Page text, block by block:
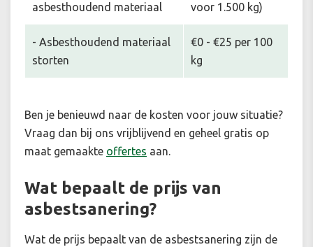
asbesthoudend materiaal
voor 1.500 kg)
- Asbesthoudend materiaal
storten
€0 - €25 per 100
kg
Ben je benieuwd naar de kosten voor jouw situatie?
Vraag dan bij ons vrijblijvend en geheel gratis op
maat gemaakte offertes aan.
Wat bepaalt de prijs van
asbestsanering?
Wat de prijs bepaalt van de asbestsanering zijn de